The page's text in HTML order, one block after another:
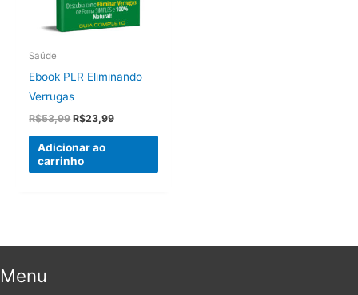
Saúde
Ebook PLR Eliminando
Verrugas
R$53,99O
original
era:
R$53,99.
R$23,99O
Adicionar ao
carrinho
Menu